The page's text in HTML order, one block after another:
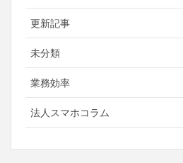
更新記事
未分類
業務効率
法人スマホコラム